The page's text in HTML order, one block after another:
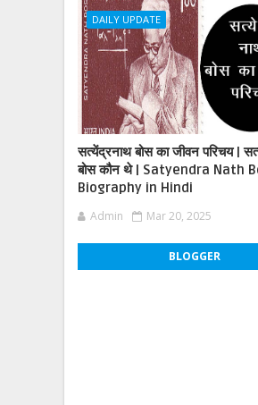
DAILY UPDATE
सत्येंद्रनाथ बोस का जीवन परिचय |
बोस कौन थे | Satyendra Nath
Biography in Hindi
Admin Mar 20, 2025
BLOGGER